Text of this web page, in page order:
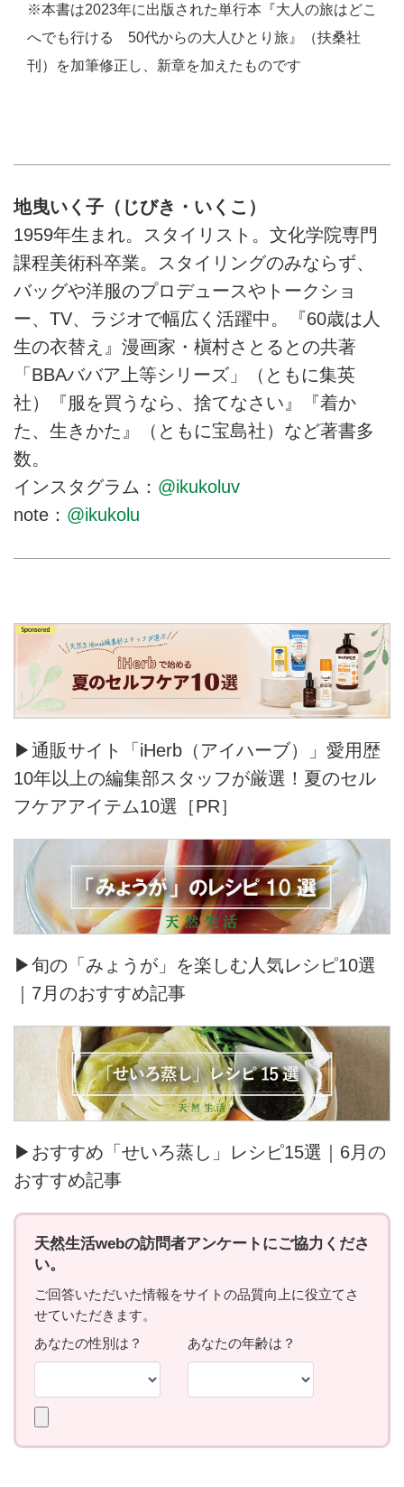
※本書は2023年に出版された単行本『大人の旅はどこ
へでも行ける 50代からの大人ひとり旅』（扶桑社
刊）を加筆修正し、新章を加えたものです
地曳いく子（じびき・いくこ）
1959年生まれ。スタイリスト。文化学院専門
課程美術科卒業。スタイリングのみならず、
バッグや洋服のプロデュースやトークショ
ー、TV、ラジオで幅広く活躍中。『60歳は人
生の衣替え』漫画家・槇村さとるとの共著
「BBAババア上等シリーズ」（ともに集英
社）『服を買うなら、捨てなさい』『着か
た、生きかた』（ともに宝島社）など著書多
数。
インスタグラム： @ikukoluv
note： @ikukolu
▶通販サイト「iHerb（アイハーブ）」愛用歴
10年以上の編集部スタッフが厳選！夏のセル
フケアアイテム10選［PR］
▶旬の「みょうが」を楽しむ人気レシピ10選
｜7月のおすすめ記事
▶おすすめ「せいろ蒸し」レシピ15選｜6月の
おすすめ記事